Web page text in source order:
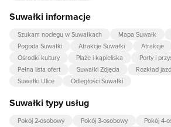
Suwałki informacje
Szukam noclegu w Suwałkach Mapa Suwałk
Pogoda Suwałki
Atrakcje Suwałki Atrakcje
Ośrodki kultury
Plaże i kąpieliska Porty i
Pełna lista ofert
Suwałki Zdjęcia
Rozkład
Suwałki Ulice
Odległości Suwałki
Suwałki typy usług
Pokój 2-osobowy Pokój 3-osobowy
Pokój 4-